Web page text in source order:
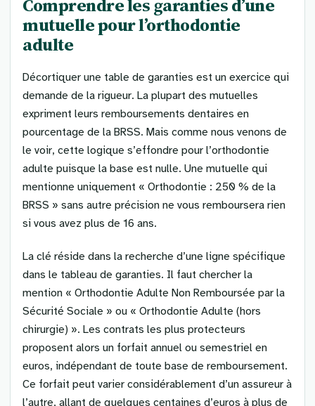
Comprendre les garanties d’une
mutuelle pour l’orthodontie
adulte
Décortiquer une table de garanties est un exercice qui
demande de la rigueur. La plupart des mutuelles
expriment leurs remboursements dentaires en
pourcentage de la BRSS. Mais comme nous venons de
le voir, cette logique s’effondre pour l’orthodontie
adulte puisque la base est nulle. Une mutuelle qui
mentionne uniquement « Orthodontie : 250 % de la
BRSS » sans autre précision ne vous remboursera rien
si vous avez plus de 16 ans.
La clé réside dans la recherche d’une ligne spécifique
dans le tableau de garanties. Il faut chercher la
mention « Orthodontie Adulte Non Remboursée par la
Sécurité Sociale » ou « Orthodontie Adulte (hors
chirurgie) ». Les contrats les plus protecteurs
proposent alors un forfait annuel ou semestriel en
euros, indépendant de toute base de remboursement.
Ce forfait peut varier considérablement d’un assureur à
l’autre, allant de quelques centaines d’euros à plus de